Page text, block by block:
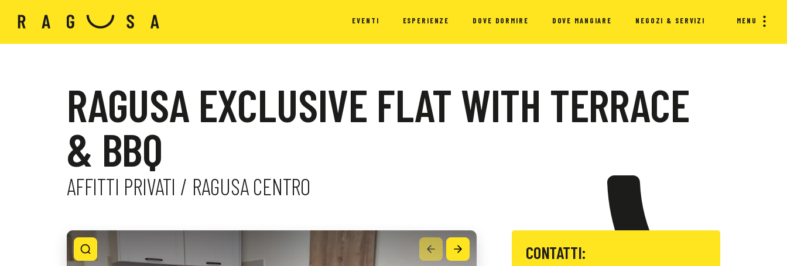
EVENTI ESPERIENZE DOVE DORMIRE DOVE MANGIARE NEGOZI & SERVIZI MENU
RAGUSA EXCLUSIVE FLAT WITH TERRACE
& BBQ
AFFITTI PRIVATI / RAGUSA CENTRO
CONTATTI: